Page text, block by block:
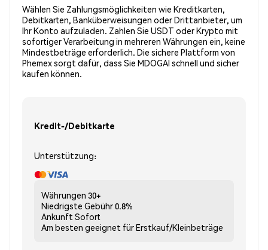
Wählen Sie Zahlungsmöglichkeiten wie Kreditkarten,
Debitkarten, Banküberweisungen oder Drittanbieter, um
Ihr Konto aufzuladen. Zahlen Sie USDT oder Krypto mit
sofortiger Verarbeitung in mehreren Währungen ein, keine
Mindestbeträge erforderlich. Die sichere Plattform von
Phemex sorgt dafür, dass Sie MDOGAI schnell und sicher
kaufen können.
Kredit-/Debitkarte
Unterstützung:
Währungen 30+
Niedrigste Gebühr0.8%
Ankunft Sofort
Am besten geeignet fürErstkauf/Kleinbeträge